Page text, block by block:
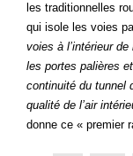
les traditionnelles
qui isole les voies
voies à l’intérieur
les portes palières
continuité du tunnel
qualité de l’air
donne ce « premier